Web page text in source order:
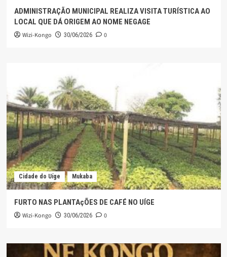
ADMINISTRAÇÃO MUNICIPAL REALIZA VISITA TURÍSTICA AO
LOCAL QUE DÁ ORIGEM AO NOME NEGAGE
Wizi-Kongo 30/06/2026 0
Cidade do Uíge Mukaba
FURTO NAS PLANTAçÕES DE CAFÉ NO UÍGE
Wizi-Kongo 30/06/2026 0